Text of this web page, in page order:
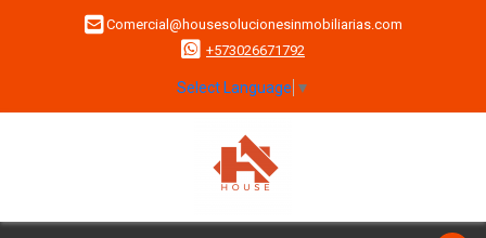
Comercial@housesolucionesinmobiliarias.com
+573026671792
Select Language ▼